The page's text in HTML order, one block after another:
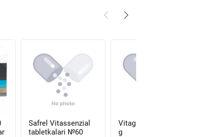
Safrel Vitassenzial
tabletkalari №60
Vitagum pastillari 45
g